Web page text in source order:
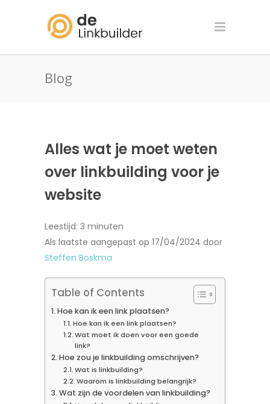
Blog
Alles wat je moet weten
over linkbuilding voor je
website
Leestijd: 3 minuten
Als laatste aangepast op 17/04/2024 door
Steffen Boskma
Table of Contents
Hoe kan ik een link plaatsen?
Hoe kan ik een link plaatsen?
Wat moet ik doen voor een goede
link?
Hoe zou je linkbuilding omschrijven?
Wat is linkbuilding?
Waarom is linkbuilding belangrijk?
Wat zijn de voordelen van linkbuilding?